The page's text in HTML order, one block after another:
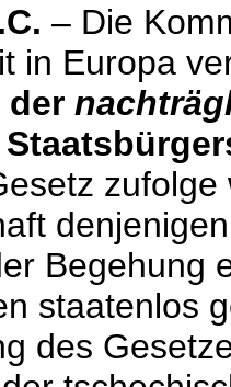
– Die
in Europa
der
Begehung
staatenlos
des